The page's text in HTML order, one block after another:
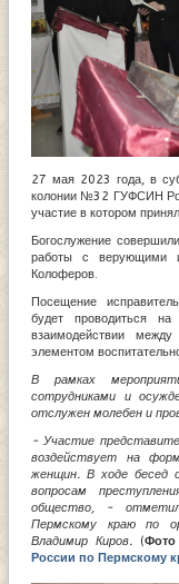
27 мая 2023 года, в
колонии №32 ГУФСИН
участие в котором
Богослужение
работы с верующими
Колоферов.
Посещение
будет проводиться
взаимодействии
элементом
В рамках
сотрудниками и
отслужен молебен и
- Участие
воздействует на
женщин. В ходе бесед
вопросам
общество, -
Пермскому краю по
Владимир Киров.(Фото
России по Пермскому